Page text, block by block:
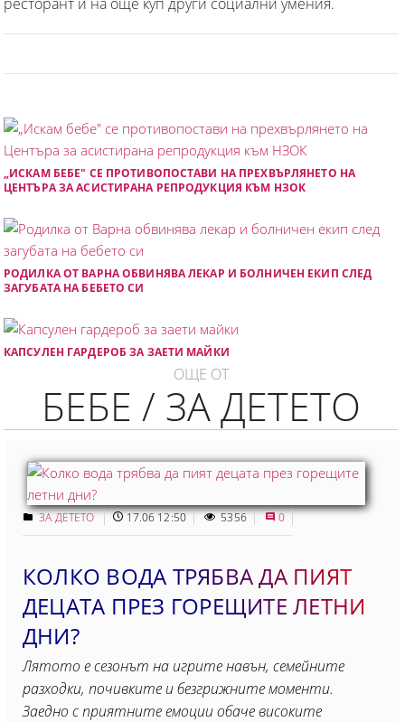
„ИСКАМ БЕБЕ" СЕ ПРОТИВОПОСТАВИ НА ПРЕХВЪРЛЯНЕТО НА
ЦЕНТЪРА ЗА АСИСТИРАНА РЕПРОДУКЦИЯ КЪМ НЗОК
РОДИЛКА ОТ ВАРНА ОБВИНЯВА ЛЕКАР И БОЛНИЧЕН ЕКИП СЛЕД
ЗАГУБАТА НА БЕБЕТО СИ
КАПСУЛЕН ГАРДЕРОБ ЗА ЗАЕТИ МАЙКИ
ОЩЕ ОТ
БЕБЕ / ЗА ДЕТЕТО
ЗА ДЕТЕТО 17.06 12:50 5356 0
КОЛКО ВОДА ТРЯБВА ДА ПИЯТ
ДЕЦАТА ПРЕЗ ГОРЕЩИТЕ ЛЕТНИ
ДНИ?
Лятото е сезонът на игрите навън, семейните
разходки, почивките и безгрижните моменти.
Заедно с приятните емоции обаче високите